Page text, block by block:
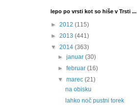
lepo po vrsti kot so hiše v Trsti ...
► 2012 (115)
► 2013 (441)
▼ 2014 (363)
►januar(30)
►februar(16)
▼marec(21)
na obisku
lahko noč pustni torek